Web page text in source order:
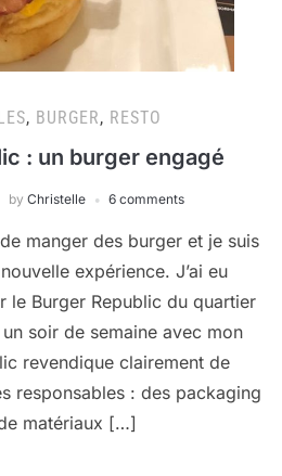
, BURGER, RESTO
: un burger engagé
by Christelle 6 comments
manger des burger et je suis
expérience. J’ai eu
le Burger Republic du quartier
soir de semaine avec mon
revendique clairement de
responsables : des packaging
matériaux […]